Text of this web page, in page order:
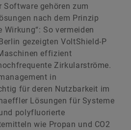
Software gehören zum
nach dem Prinzip
Wirkung“: So vermeiden
gezeigten VoltShield-P
effizient
Zirkularströme.
in
für deren Nutzbarkeit im
Lösungen für Systeme
polyfluorierte
wie Propan und CO2